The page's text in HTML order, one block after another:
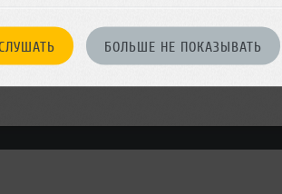
БОЛЬШЕ НЕ ПОКАЗЫВАТЬ
чтобы оставить комментарий